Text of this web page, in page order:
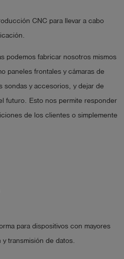
CNC para llevar a cabo
podemos fabricar nosotros mismos
paneles frontales y cámaras de
sondas y accesorios, y dejar de
futuro. Esto nos permite responder
de los clientes o simplemente
para dispositivos con mayores
transmisión de datos.